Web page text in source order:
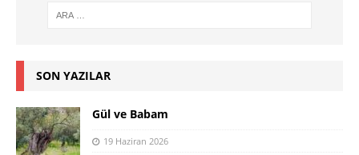
SON YAZILAR
Gül ve Babam
19 Haziran 2026